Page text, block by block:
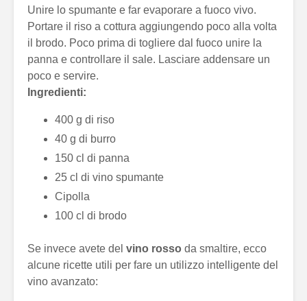
Unire lo spumante e far evaporare a fuoco vivo.
Portare il riso a cottura aggiungendo poco alla volta
il brodo. Poco prima di togliere dal fuoco unire la
panna e controllare il sale. Lasciare addensare un
poco e servire.
Ingredienti:
400 g di riso
40 g di burro
150 cl di panna
25 cl di vino spumante
Cipolla
100 cl di brodo
Se invece avete del vino rosso da smaltire, ecco
alcune ricette utili per fare un utilizzo intelligente del
vino avanzato: